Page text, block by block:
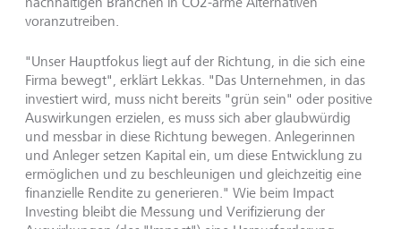
voranzutreiben.
"Unser Hauptfokus liegt auf der Richtung, in die sich eine
Firma bewegt", erklärt Lekkas. "Das Unternehmen, in das
investiert wird, muss nicht bereits "grün sein" oder positive
Auswirkungen erzielen, es muss sich aber glaubwürdig
und messbar in diese Richtung bewegen. Anlegerinnen
und Anleger setzen Kapital ein, um diese Entwicklung zu
ermöglichen und zu beschleunigen und gleichzeitig eine
finanzielle Rendite zu generieren." Wie beim Impact
Investing bleibt die Messung und Verifizierung der